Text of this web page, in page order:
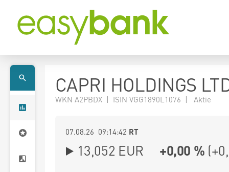
CAPRI HOLDINGS
WKN A2PBDX | ISIN VGG1890L1076 | Aktie
07.08.26 09:14:42 RT
13,052 EUR +0,00 % (